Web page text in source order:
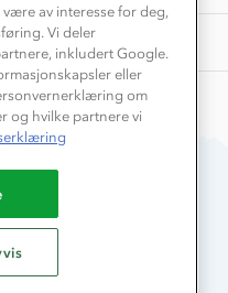
med
av interesse for deg,
Vi deler
inkludert Google.
eller
om
og hvilke partnere vi